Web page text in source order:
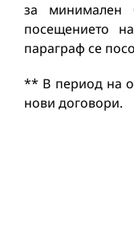
за минимален
посещението
параграф се
** В период на
нови договори.